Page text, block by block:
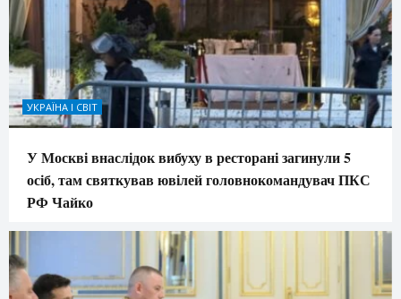
УКРАЇНА І СВІТ
У Москві внаслідок вибуху в ресторані загинули 5
осіб, там святкував ювілей головнокомандувач ПКС
РФ Чайко